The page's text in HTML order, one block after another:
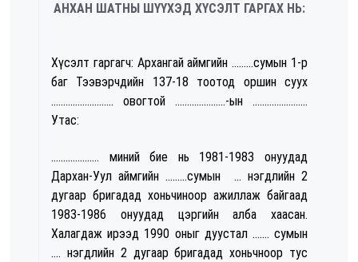
АНХАН ШАТНЫ ШҮҮХЭД ХҮСЭЛТ ГАРГАХ НЬ:
Хүсэлт гаргагч: Архангай аймгийн .........сумын 1-р
баг Тээвэрчдийн 137-18 тоотод оршин суух
.......................... овогтой .....................-ын .......................
Утас:
.................... миний бие нь 1981-1983 онуудад
Дархан-Уул аймгийн .........сумын ... нэгдлийн 2
дугаар бригадад хоньчиноор ажиллаж байгаад
1983-1986 онуудад цэргийн алба хаасан.
Халагдаж ирээд 1990 оныг дуустал ....... сумын
.... нэгдлийн 2 дугаар бригадад хоньчноор тус